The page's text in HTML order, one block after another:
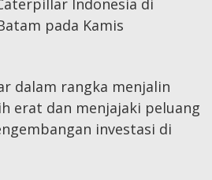
Indonesia di
pada Kamis
dalam rangka menjalin
erat dan menjajaki peluang
investasi di